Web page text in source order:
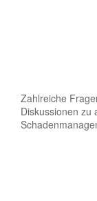
Zahlreiche
Diskussionen zu